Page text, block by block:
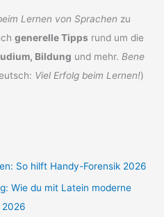
Lernen von Sprachen zu
generelle Tipps rund um die
Bildung und mehr. Bene
Viel Erfolg beim Lernen!)
So hilft Handy-Forensik 2026
Wie du mit Latein moderne
2026